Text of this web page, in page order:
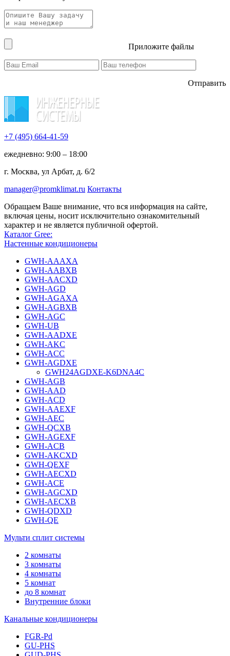
Приложите файлы
Отправить
+7 (495) 664-41-59
ежедневно: 9:00 – 18:00
г. Москва, ул Арбат, д. 6/2
manager@promklimat.ru Контакты
Обращаем Ваше внимание, что вся информация на сайте,
включая цены, носит исключительно ознакомительный
характер и не является публичной офертой.
Каталог Gree:
Настенные кондиционеры
GWH-AAAXA
GWH-AABXB
GWH-AACXD
GWH-AGD
GWH-AGAXA
GWH-AGBXB
GWH-AGC
GWH-UB
GWH-AADXE
GWH-AKC
GWH-ACC
GWH-AGDXE
GWH24AGDXE-K6DNA4C
GWH-AGB
GWH-AAD
GWH-ACD
GWH-AAEXF
GWH-AEC
GWH-QCXB
GWH-AGEXF
GWH-ACB
GWH-AKCXD
GWH-QEXF
GWH-AECXD
GWH-ACE
GWH-AGCXD
GWH-AECXB
GWH-QDXD
GWH-QE
Мульти сплит системы
2 комнаты
3 комнаты
4 комнаты
5 комнат
до 8 комнат
Внутренние блоки
Канальные кондиционеры
FGR-Pd
GU-PHS